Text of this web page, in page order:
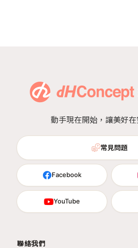
動手現在開始，讓美好
常見問題
Facebook
YouTube
聯絡我們